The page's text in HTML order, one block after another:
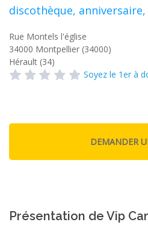
discothèque,
Rue Montels l'église
34000 Montpellier (34000)
Hérault (34)
Soyez le 1er à
Présentation de Vip